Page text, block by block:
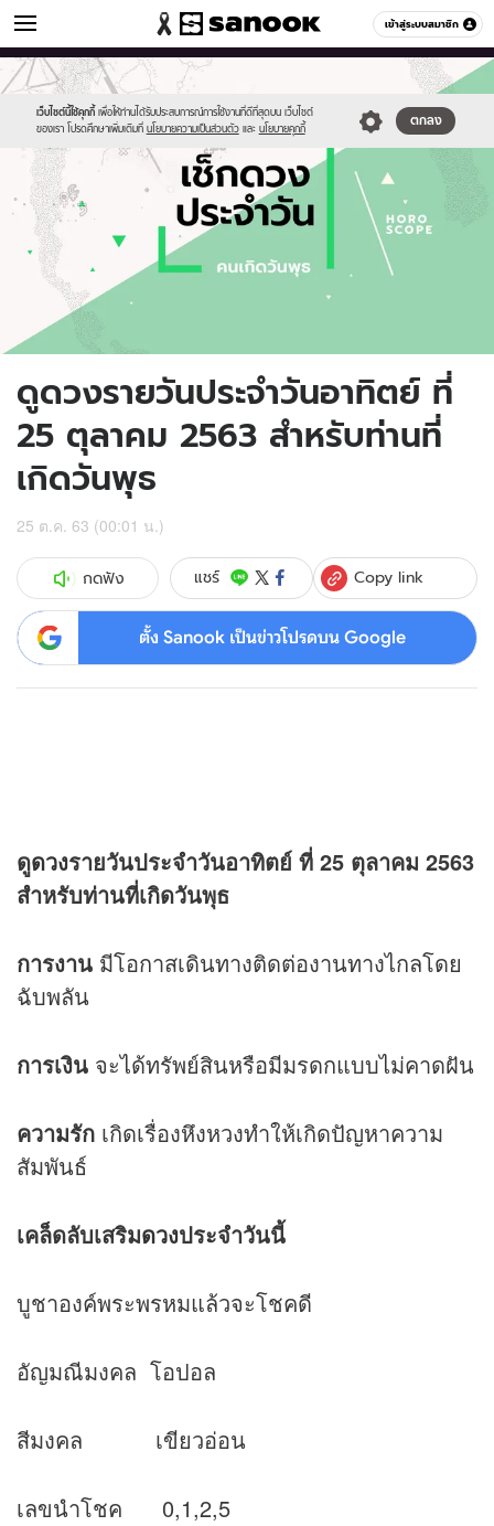
เข้าสู่ระบบสมาชิก
ดูดวง หมวดอื่นๆ
เว็บไซต์นี้ใช้คุกกี้ เพื่อให้ท่านได้รับประสบการณ์การใช้งานที่ดีที่สุดบน เว็บไซต์
ของเรา โปรดศึกษาเพิ่มเติมที่ นโยบายความเป็นส่วนตัว และ นโยบายคุกกี้
ตกลง
Sanook
//s.isanook.com/sr/0/images/logo-
new-
sanook.png
600
60
//s.isanook.com/ho/0/ud/fxd/day/daily-
horoscope-
wednesday.jpg
ดูดวงรายวันประจำวันอาทิตย์ ที่
25 ตุลาคม 2563 สำหรับท่านที่
เกิดวันพุธ
25 ต.ค. 63 (00:01 น.)
กดฟัง แชร์ Copy link
ตั้ง Sanook เป็นข่าวโปรดบน Google
ดูดวงรายวันประจำวันอาทิตย์ ที่ 25 ตุลาคม 2563
สำหรับท่านที่เกิดวันพุธ
การงาน มีโอกาสเดินทางติดต่องานทางไกลโดย
ฉับพลัน
การเงิน จะได้ทรัพย์สินหรือมีมรดกแบบไม่คาดฝัน
ความรัก เกิดเรื่องหึงหวงทำให้เกิดปัญหาความ
สัมพันธ์
เคล็ดลับเสริมดวงประจำวันนี้
บูชาองค์พระพรหมแล้วจะโชคดี
อัญมณีมงคล โอปอล
สีมงคล เขียวอ่อน
เลขนำโชค 0,1,2,5